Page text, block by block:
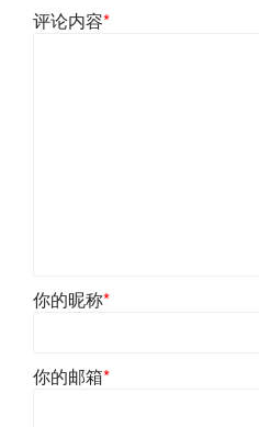
评论内容*
你的昵称*
你的邮箱*